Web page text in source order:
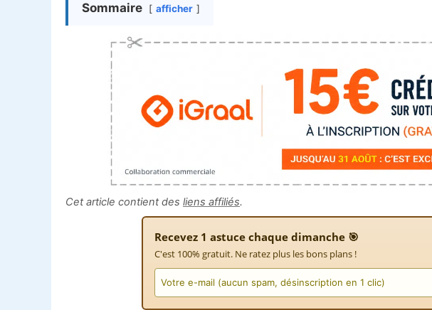
Sommaire afficher
Cet article contient des liens affiliés.
Recevez 1 astuce chaque dimanche 🎯
C'est 100% gratuit. Ne ratez plus les bons plans !